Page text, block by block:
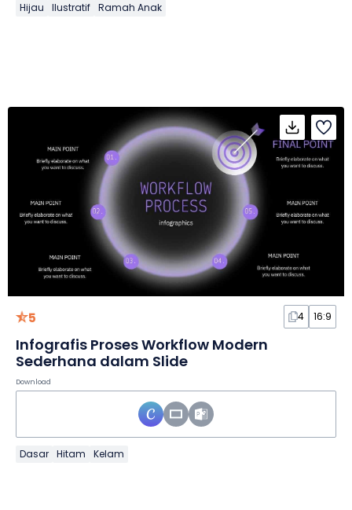
Hijau Ilustratif Ramah Anak
5 4 16:9
Infografis Proses Workflow Modern
Sederhana dalam Slide
Download
Dasar Hitam Kelam